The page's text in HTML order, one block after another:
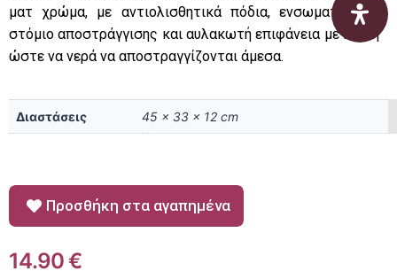
ματ χρώμα, με αντιολισθητικά πόδια, ενσωματωμένο
στόμιο αποστράγγισης και αυλακωτή επιφάνεια με κλίση
ώστε να νερά να αποστραγγίζονται άμεσα.
Διαστάσεις 45 × 33 × 12 cm
Προσθήκη στα αγαπημένα
14.90€